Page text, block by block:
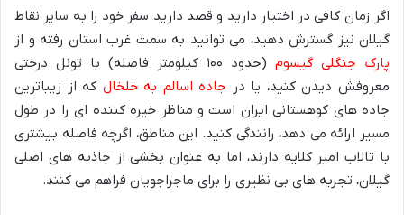
اگر زمان کافی در اختیار دارید و قصد دارید سفر خود را به سایر نقاط
گیلان نیز گسترش دهید، می توانید به سمت غرب استان رفته و از
پارک جنگلی گیسوم
(حدود ۱۰۰ کیلومتر فاصله) با تونل درختی
معروفش دیدن کنید، یا در جاده اسالم به خلخال که از زیباترین
جاده های کوهستانی ایران است و مناظر خیره کننده ای را در طول
مسیر ارائه می دهد، رانندگی کنید. این مناطق، اگرچه فاصله بیشتری
با تالاب امیر کلایه دارند، اما به عنوان بخشی از جاذبه های اصلی
گیلان، تجربه های بی نظیری را برای ماجراجویان فراهم می کنند.